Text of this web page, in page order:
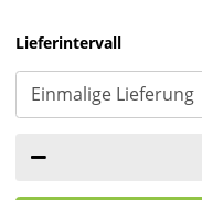
Lieferintervall